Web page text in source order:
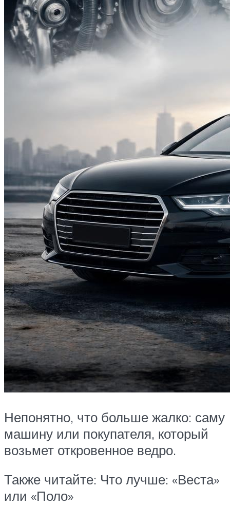
Непонятно, что больше жалко: саму
машину или покупателя, который
возьмет откровенное ведро.
Также читайте: Что лучше: «Веста»
или «Поло»